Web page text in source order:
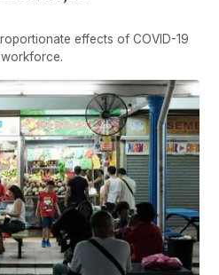
effects of COVID-19